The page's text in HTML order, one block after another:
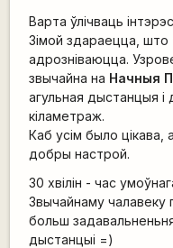
Варта ўлічваць
Зімой здараецца,
адрозніваюцца.
звычайна на Начныя
агульная дыстанцыя і
кіламетраж.
Каб усім было цікава,
добры настрой.
30 хвілін - час
Звычайнаму
больш
дыстанцыі =)